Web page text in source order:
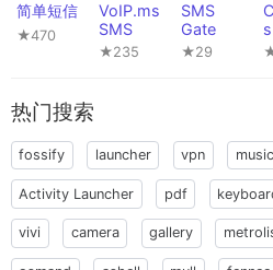
简单短信
★470
VoIP.ms
SMS
★235
SMS
Gate
★29
热门搜索
fossify launcher vpn music
Activity Launcher pdf
vivi camera gallery